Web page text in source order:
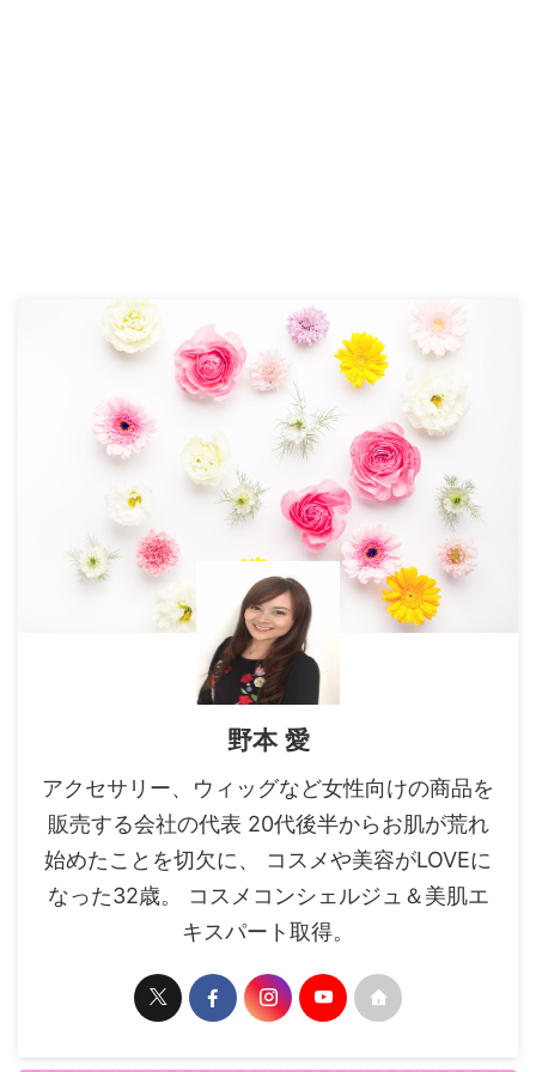
野本 愛
アクセサリー、ウィッグなど女性向けの商品を
販売する会社の代表 20代後半からお肌が荒れ
始めたことを切欠に、 コスメや美容がLOVEに
なった32歳。 コスメコンシェルジュ＆美肌エ
キスパート取得。